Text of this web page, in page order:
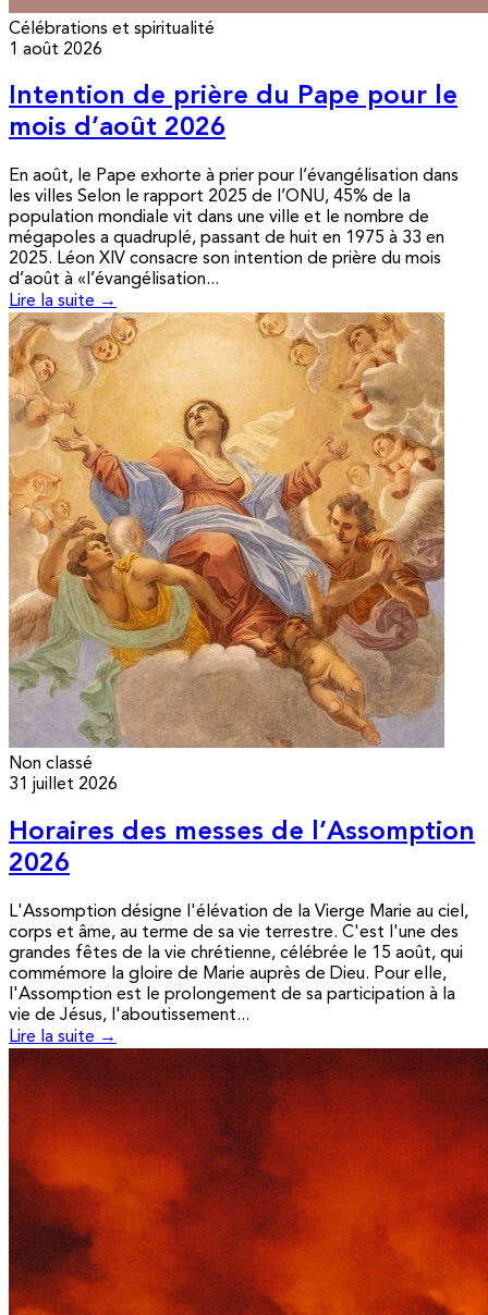
Célébrations et spiritualité
1 août 2026
Intention de prière du Pape pour le
mois d’août 2026
En août, le Pape exhorte à prier pour l’évangélisation dans
les villes Selon le rapport 2025 de l’ONU, 45% de la
population mondiale vit dans une ville et le nombre de
mégapoles a quadruplé, passant de huit en 1975 à 33 en
2025. Léon XIV consacre son intention de prière du mois
d’août à «l’évangélisation...
Lire la suite →
Non classé
31 juillet 2026
Horaires des messes de l’Assomption
2026
L'Assomption désigne l'élévation de la Vierge Marie au ciel,
corps et âme, au terme de sa vie terrestre. C'est l'une des
grandes fêtes de la vie chrétienne, célébrée le 15 août, qui
commémore la gloire de Marie auprès de Dieu. Pour elle,
l'Assomption est le prolongement de sa participation à la
vie de Jésus, l'aboutissement...
Lire la suite →